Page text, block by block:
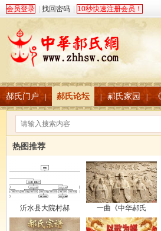
会员登录 找回密码 10秒快速注册会员！
郝氏门户 | 郝氏论坛 郝氏家园
热图推荐
沂水县大院村郝 一曲《中华郝氏